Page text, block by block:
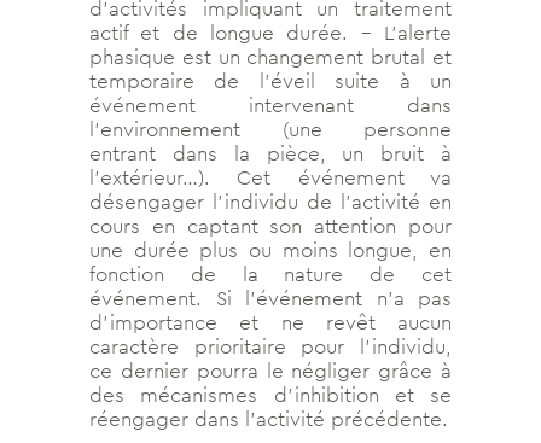
d’activités impliquant un traitement
actif et de longue durée. – L’alerte
phasique est un changement brutal et
temporaire de l’éveil suite à un
événement intervenant dans
l’environnement (une personne
entrant dans la pièce, un bruit à
l’extérieur…). Cet événement va
désengager l’individu de l’activité en
cours en captant son attention pour
une durée plus ou moins longue, en
fonction de la nature de cet
événement. Si l’événement n’a pas
d’importance et ne revêt aucun
caractère prioritaire pour l’individu,
ce dernier pourra le négliger grâce à
des mécanismes d’inhibition et se
réengager dans l’activité précédente.